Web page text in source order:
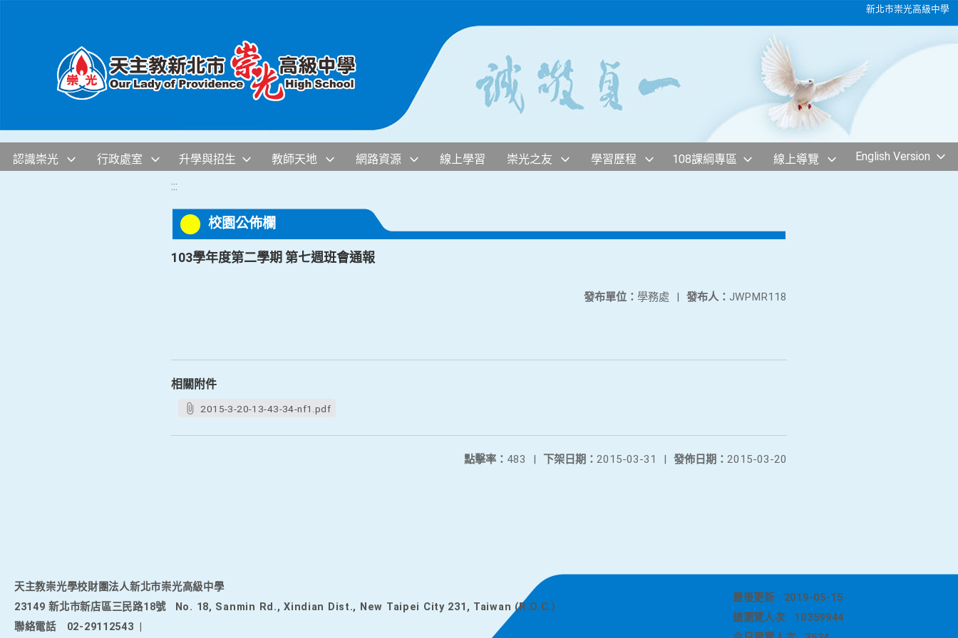
新北市崇光高級中學
認識崇光 行政處室 升學與招生 教師天地 網路資源 線上學習 崇光之友 學習歷程 108課綱專區 線上導覽 English Version
:::
校園公佈欄
103學年度第二學期 第七週班會通報
發布人： JWPMR118
發布單位： 學務處 |
相關附件
2015-3-20-13-43-34-nf1.pdf
發佈日期： 2015-03-20
下架日期： 2015-03-31 |
點擊率： 483 |
天主教崇光學校財團法人新北市崇光高級中學
23149 新北市新店區三民路18號
No. 18, Sanmin Rd., Xindian Dist., New Taipei City 231, Taiwan (R.O.C.)
聯絡電話
02-29112543
最後更新
2019-05-15
總瀏覽人次
10359944